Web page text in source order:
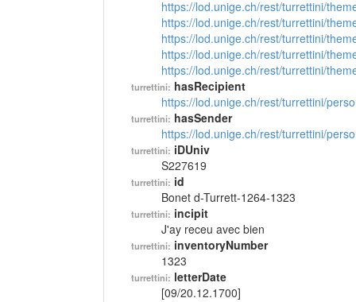
https://lod.unige.ch/rest/turrettini/
https://lod.unige.ch/rest/turrettini/
https://lod.unige.ch/rest/turrettini/
https://lod.unige.ch/rest/turrettini/
https://lod.unige.ch/rest/turrettini/
turrettini: hasRecipient
https://lod.unige.ch/rest/turrettini/
turrettini: hasSender
https://lod.unige.ch/rest/turrettini/
turrettini: iDUniv
S227619
turrettini: id
Bonet d-Turrett-1264-1323
turrettini: incipit
J'ay receu avec bien
turrettini: inventoryNumber
1323
turrettini: letterDate
[09/20.12.1700]